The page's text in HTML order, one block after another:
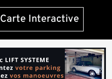
Carte Interactive